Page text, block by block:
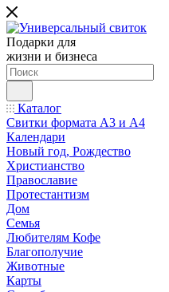
Подарки для
жизни и бизнеса
Каталог
Свитки формата А3 и А4
Календари
Новый год, Рождество
Христианство
Православие
Протестантизм
Дом
Семья
Любителям Кофе
Благополучие
Животные
Карты